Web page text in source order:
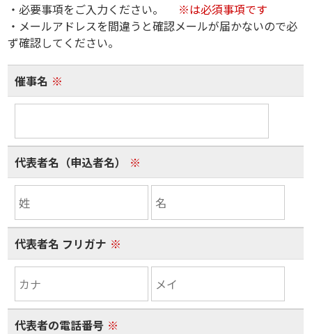
・必要事項をご入力ください。
※は必須事項です
・メールアドレスを間違うと確認メールが届かないので必
ず確認してください。
催事名 ※
代表者名（申込者名） ※
代表者名 フリガナ ※
代表者の電話番号 ※